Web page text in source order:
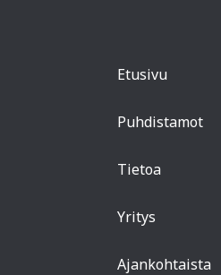
Etusivu
Puhdistamot
Tietoa
Yritys
Ajankohtaista